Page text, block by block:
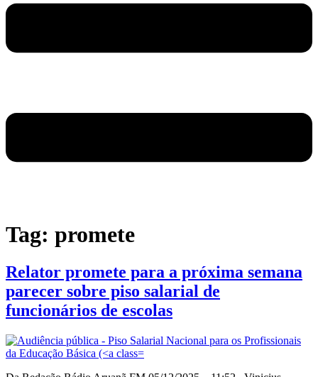
Tag: promete
Relator promete para a próxima semana
parecer sobre piso salarial de
funcionários de escolas